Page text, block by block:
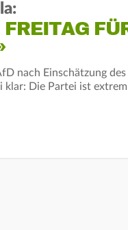
nach Einschätzung
klar: Die Partei ist